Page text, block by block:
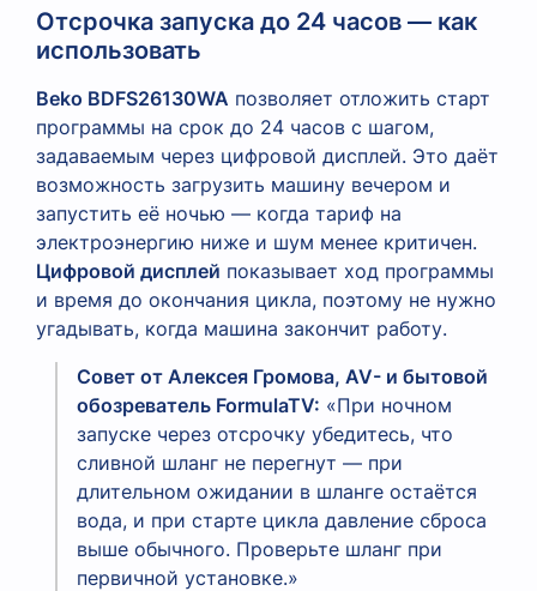
Отсрочка запуска до 24 часов — как
использовать
Beko BDFS26130WA позволяет отложить старт
программы на срок до 24 часов с шагом,
задаваемым через цифровой дисплей. Это даёт
возможность загрузить машину вечером и
запустить её ночью — когда тариф на
электроэнергию ниже и шум менее критичен.
Цифровой дисплей показывает ход программы
и время до окончания цикла, поэтому не нужно
угадывать, когда машина закончит работу.
Совет от Алексея Громова, AV- и бытовой
обозреватель FormulaTV: «При ночном
запуске через отсрочку убедитесь, что
сливной шланг не перегнут — при
длительном ожидании в шланге остаётся
вода, и при старте цикла давление сброса
выше обычного. Проверьте шланг при
первичной установке.»